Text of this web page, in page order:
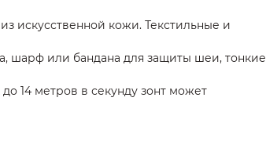
искусственной кожи. Текстильные и
шарф или бандана для защиты шеи, тонкие
14 метров в секунду зонт может